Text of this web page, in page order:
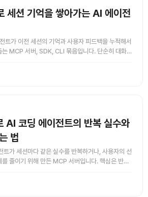
션 기억을 쌓아가는 AI 에이전
가 이전 세션의 기억과 사용자 피드백을 누적해서
는 MCP 서버, SDK, CLI 묶음입니다. 단순히 대화를
법
가 세션마다 같은 실수를 반복하거나, 사용자의 선
줄이기 위해 만든 MCP 서버입니다. 핵심은 반복